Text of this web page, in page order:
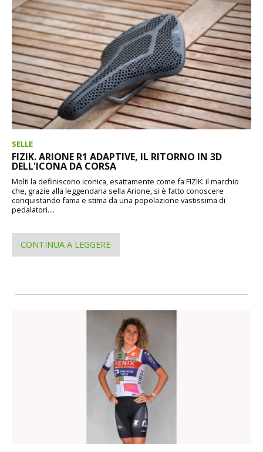
SELLE
FIZIK. ARIONE R1 ADAPTIVE, IL RITORNO IN 3D
DELL'ICONA DA CORSA
Molti la definiscono iconica, esattamente come fa FIZIK: il marchio
che, grazie alla leggendaria sella Arione, si è fatto conoscere
conquistando fama e stima da una popolazione vastissima di
pedalatori....
CONTINUA A LEGGERE